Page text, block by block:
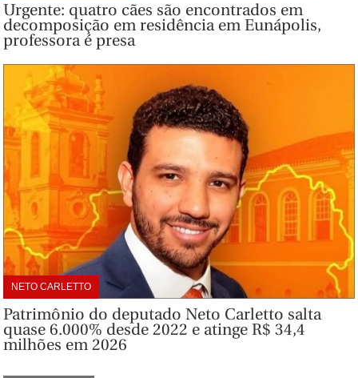
Urgente: quatro cães são encontrados em
decomposição em residência em Eunápolis,
professora é presa
NETO CARLETTO
Patrimônio do deputado Neto Carletto salta
quase 6.000% desde 2022 e atinge R$ 34,4
milhões em 2026